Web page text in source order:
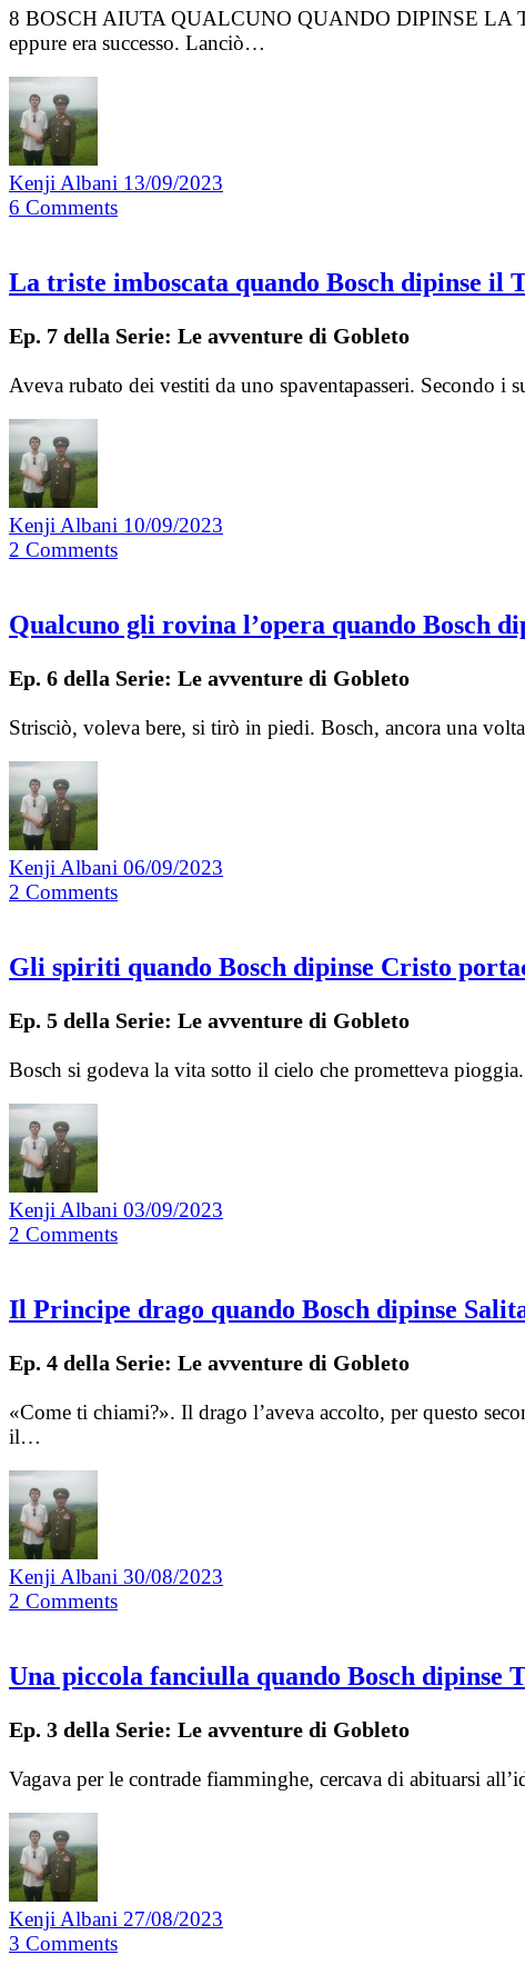
8 BOSCH AIUTA QUALCUNO QUANDO DIPINSE LA
eppure era successo. Lanciò…
Kenji Albani 13/09/2023
6 Comments
La triste imboscata quando Bosch dipinse il
Ep. 7 della Serie: Le avventure di Gobleto
Aveva rubato dei vestiti da uno spaventapasseri. Secondo
Kenji Albani 10/09/2023
2 Comments
Qualcuno gli rovina l’opera quando Bosch
Ep. 6 della Serie: Le avventure di Gobleto
Strisciò, voleva bere, si tirò in piedi. Bosch, ancora una
Kenji Albani 06/09/2023
2 Comments
Gli spiriti quando Bosch dipinse Cristo
Ep. 5 della Serie: Le avventure di Gobleto
Bosch si godeva la vita sotto il cielo che prometteva
Kenji Albani 03/09/2023
2 Comments
Il Principe drago quando Bosch dipinse
Ep. 4 della Serie: Le avventure di Gobleto
«Come ti chiami?». Il drago l’aveva accolto, per questo
il…
Kenji Albani 30/08/2023
2 Comments
Una piccola fanciulla quando Bosch
Ep. 3 della Serie: Le avventure di Gobleto
Vagava per le contrade fiamminghe, cercava di abituarsi
Kenji Albani 27/08/2023
3 Comments